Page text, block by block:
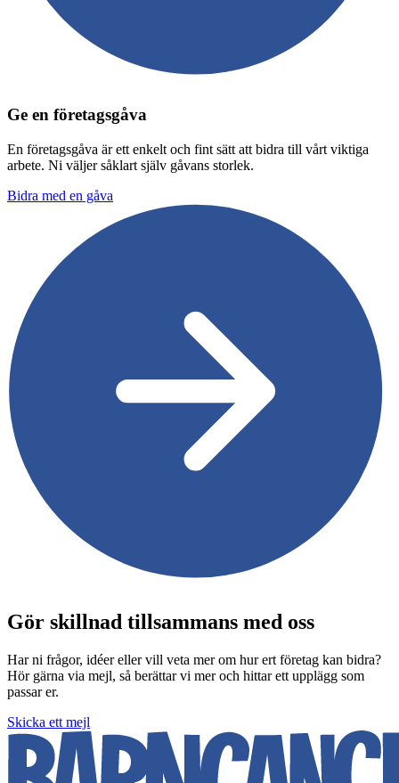
Ge en företagsgåva
En företagsgåva är ett enkelt och fint sätt att bidra till vårt viktiga
arbete. Ni väljer såklart själv gåvans storlek.
Bidra med en gåva
Gör skillnad tillsammans med oss
Har ni frågor, idéer eller vill veta mer om hur ert företag kan bidra?
Hör gärna via mejl, så berättar vi mer och hittar ett upplägg som
passar er.
Skicka ett mejl